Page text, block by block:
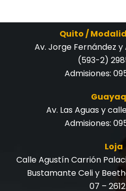
Quito /
Av. Jorge Fernández y
(593-2)
Admisiones:
Av. Las Aguas y
Admisiones:
Loja
Calle Agustín Carrión
Bustamante Celi y
07 –